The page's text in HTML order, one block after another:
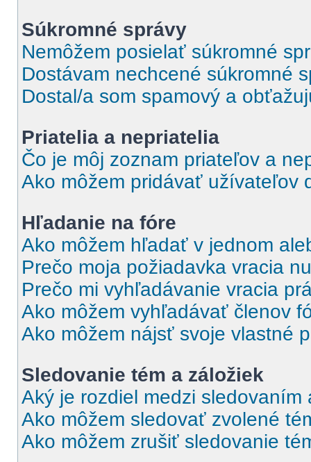
Súkromné správy
Nemôžem posielať súkromné
Dostávam nechcené súkromné
Dostal/a som spamový a
Priatelia a nepriatelia
Čo je môj zoznam priateľov a
Ako môžem pridávať užívateľov
Hľadanie na fóre
Ako môžem hľadať v jednom
Prečo moja požiadavka vracia
Prečo mi vyhľadávanie vracia
Ako môžem vyhľadávať členov
Ako môžem nájsť svoje vlastné
Sledovanie tém a záložiek
Aký je rozdiel medzi sledovaním
Ako môžem sledovať zvolené
Ako môžem zrušiť sledovanie